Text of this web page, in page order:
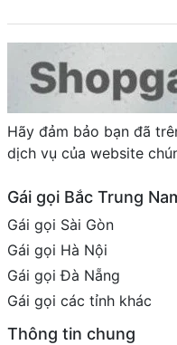
Hãy đảm bảo bạn đã
dịch vụ của website
Gái gọi Bắc Trung
Gái gọi Sài Gòn
Gái gọi Hà Nội
Gái gọi Đà Nẵng
Gái gọi các tỉnh khác
Thông tin chung